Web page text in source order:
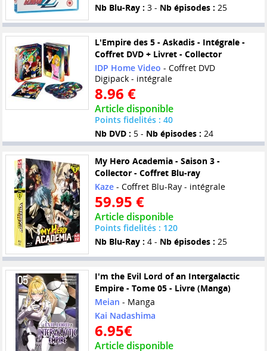
Nb Blu-Ray : 3 - Nb épisodes : 25
L'Empire des 5 - Askadis - Intégrale -
Coffret DVD + Livret - Collector
IDP Home Video - Coffret DVD
Digipack - intégrale
8.96 €
Article disponible
Points fidelités : 40
Nb DVD : 5 - Nb épisodes : 24
My Hero Academia - Saison 3 -
Collector - Coffret Blu-ray
Kaze- Coffret Blu-Ray - intégrale
59.95 €
Article disponible
Points fidelités : 120
Nb Blu-Ray : 4 - Nb épisodes : 25
I'm the Evil Lord of an Intergalactic
Empire - Tome 05 - Livre (Manga)
Meian - Manga
Kai Nadashima
6.95€
Article disponible